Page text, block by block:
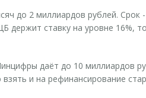
до 2 миллиардов рублей.
держит ставку на уровне 16%,
даёт до 10 миллиардов
и на рефинансирование